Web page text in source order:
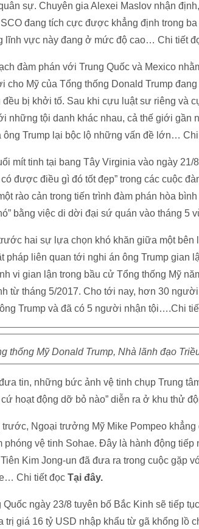
sự. Chuyên gia Alexei Maslov nhận
đang tích cực được khẳng định trong
lĩnh vực này đang ở mức độ cao… Chi tiết
đàm phán với Trung Quốc và Mexico
cho Mỹ của Tổng thống Donald Trump
đều bị khởi tố. Sau khi cựu luật sư riêng và
những tội danh khác nhau, cả thế giới gần
ông Trump lại bộc lộ những vấn đề lớn…
mít tinh tại bang Tây Virginia vào ngày
được điều gì đó tốt đẹp” trong các cuộc
rào cản trong tiến trình đàm phán hòa
bằng việc di dời đại sứ quán vào tháng 5
hai sự lựa chọn khó khăn giữa một bên
pháp liên quan tới nghi án ông Trump gian
vi gian lận trong bầu cử Tổng thống Mỹ
từ tháng 5/2017. Cho tới nay, hơn 30
Trump và đã có 5 người nhận tội….Chi
thống Mỹ Donald Trump, Nhà lãnh đạo
tin, những bức ảnh vệ tinh chụp Trung
cứ hoạt động dỡ bỏ nào” diễn ra ở khu thử
trước, Ngoại trưởng Mỹ Mike Pompeo
phóng vệ tinh Sohae. Đây là hành động
Kim Jong-un đã đưa ra trong cuộc gặp
Chi tiết đọc Tại đây.
ngày 23/8 tuyên bố Bắc Kinh sẽ tiếp
giá 16 tỷ USD nhập khẩu từ gã khổng lồ